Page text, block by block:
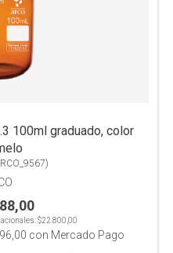
100ml graduado, color
)
$22.800,00
con Mercado Pago